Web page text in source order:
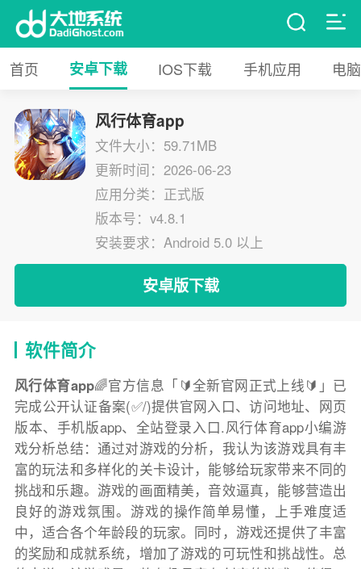
首页 安卓下载 IOS下载 手机应用 电
风行体育app
文件大小：59.71MB
更新时间：2026-06-23
应用分类：正式版
版本号：v4.8.1
安装要求：Android 5.0 以上
安卓版下载
软件简介
风行体育app🌈官方信息「🔰全新官网正式上线🔰」已
完成公开认证备案(✅/)提供官网入口、访问地址、网页
版本、手机版app、全站登录入口.风行体育app小编游
戏分析总结：通过对游戏的分析，我认为该游戏具有丰
富的玩法和多样化的关卡设计，能够给玩家带来不同的
挑战和乐趣。游戏的画面精美，音效逼真，能够营造出
良好的游戏氛围。游戏的操作简单易懂，上手难度适
中，适合各个年龄段的玩家。同时，游戏还提供了丰富
的奖励和成就系统，增加了游戏的可玩性和挑战性。总